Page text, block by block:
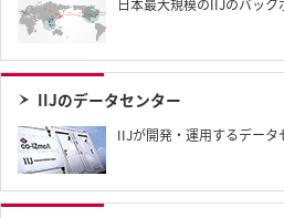
日本最大規模のIIJのバック
IIJのデータセンター
IIJが開発・運用するデー